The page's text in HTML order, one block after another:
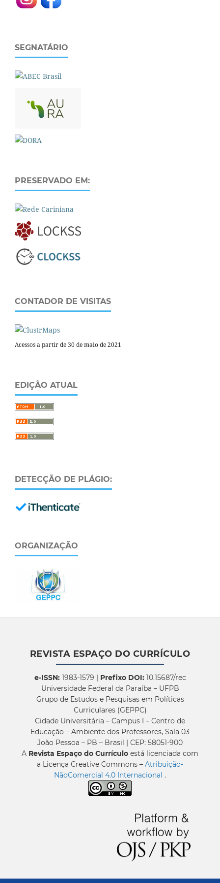
SEGNATÁRIO
PRESERVADO EM:
CONTADOR DE VISITAS
Acessos a partir de 30 de maio de 2021
EDIÇÃO ATUAL
DETECÇÃO DE PLÁGIO:
ORGANIZAÇÃO
REVISTA ESPAÇO DO CURRÍCULO
e-ISSN:1983-1579 | Prefixo DOI:10.15687/rec
Universidade Federal da Paraíba – UFPB
Grupo de Estudos e Pesquisas em Políticas
Curriculares (GEPPC)
Cidade Universitária – Campus I – Centro de
Educação – Ambiente dos Professores, Sala 03
João Pessoa – PB – Brasil | CEP: 58051-900
A Revista Espaço do Currículo está licenciada com
a Licença Creative Commons – Atribuição-
NãoComercial 4.0 Internacional .